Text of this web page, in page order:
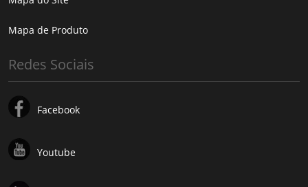
Mapa de Produto
Redes Sociais
Facebook
Youtube